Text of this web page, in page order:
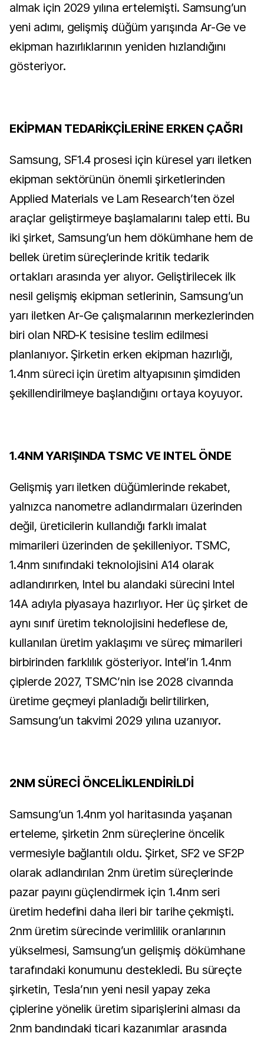
almak için 2029 yılına ertelemişti. Samsung’un
yeni adımı, gelişmiş düğüm yarışında Ar-Ge ve
ekipman hazırlıklarının yeniden hızlandığını
gösteriyor.
EKİPMAN TEDARİKÇİLERİNE ERKEN ÇAĞRI
Samsung, SF1.4 prosesi için küresel yarı iletken
ekipman sektörünün önemli şirketlerinden
Applied Materials ve Lam Research’ten özel
araçlar geliştirmeye başlamalarını talep etti. Bu
iki şirket, Samsung’un hem dökümhane hem de
bellek üretim süreçlerinde kritik tedarik
ortakları arasında yer alıyor. Geliştirilecek ilk
nesil gelişmiş ekipman setlerinin, Samsung’un
yarı iletken Ar-Ge çalışmalarının merkezlerinden
biri olan NRD-K tesisine teslim edilmesi
planlanıyor. Şirketin erken ekipman hazırlığı,
1.4nm süreci için üretim altyapısının şimdiden
şekillendirilmeye başlandığını ortaya koyuyor.
1.4NM YARIŞINDA TSMC VE INTEL ÖNDE
Gelişmiş yarı iletken düğümlerinde rekabet,
yalnızca nanometre adlandırmaları üzerinden
değil, üreticilerin kullandığı farklı imalat
mimarileri üzerinden de şekilleniyor. TSMC,
1.4nm sınıfındaki teknolojisini A14 olarak
adlandırırken, Intel bu alandaki sürecini Intel
14A adıyla piyasaya hazırlıyor. Her üç şirket de
aynı sınıf üretim teknolojisini hedeflese de,
kullanılan üretim yaklaşımı ve süreç mimarileri
birbirinden farklılık gösteriyor. Intel’in 1.4nm
çiplerde 2027, TSMC’nin ise 2028 civarında
üretime geçmeyi planladığı belirtilirken,
Samsung’un takvimi 2029 yılına uzanıyor.
2NM SÜRECİ ÖNCELİKLENDİRİLDİ
Samsung’un 1.4nm yol haritasında yaşanan
erteleme, şirketin 2nm süreçlerine öncelik
vermesiyle bağlantılı oldu. Şirket, SF2 ve SF2P
olarak adlandırılan 2nm üretim süreçlerinde
pazar payını güçlendirmek için 1.4nm seri
üretim hedefini daha ileri bir tarihe çekmişti.
2nm üretim sürecinde verimlilik oranlarının
yükselmesi, Samsung’un gelişmiş dökümhane
tarafındaki konumunu destekledi. Bu süreçte
şirketin, Tesla’nın yeni nesil yapay zeka
çiplerine yönelik üretim siparişlerini alması da
2nm bandındaki ticari kazanımlar arasında